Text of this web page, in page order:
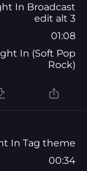
In Broadcast
edit alt 3
01:08
In (Soft Pop
Rock)
In Tag theme
00:34